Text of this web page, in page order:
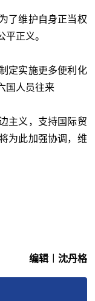
了维护自身正当权
正义。
定实施更多便利化
国人员往来
主义，支持国际贸
为此加强协调，维
编辑︱沈丹格